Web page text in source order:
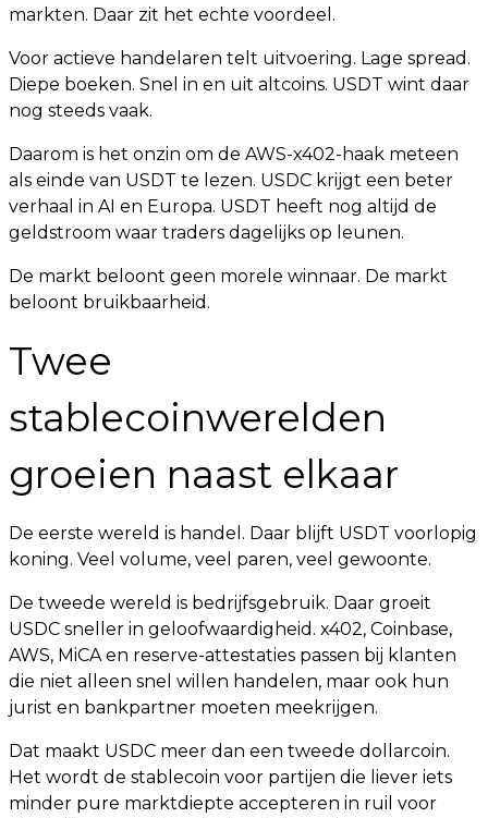
markten. Daar zit het echte voordeel.
Voor actieve handelaren telt uitvoering. Lage spread.
Diepe boeken. Snel in en uit altcoins. USDT wint daar
nog steeds vaak.
Daarom is het onzin om de AWS-x402-haak meteen
als einde van USDT te lezen. USDC krijgt een beter
verhaal in AI en Europa. USDT heeft nog altijd de
geldstroom waar traders dagelijks op leunen.
De markt beloont geen morele winnaar. De markt
beloont bruikbaarheid.
Twee
stablecoinwerelden
groeien naast elkaar
De eerste wereld is handel. Daar blijft USDT voorlopig
koning. Veel volume, veel paren, veel gewoonte.
De tweede wereld is bedrijfsgebruik. Daar groeit
USDC sneller in geloofwaardigheid. x402, Coinbase,
AWS, MiCA en reserve-attestaties passen bij klanten
die niet alleen snel willen handelen, maar ook hun
jurist en bankpartner moeten meekrijgen.
Dat maakt USDC meer dan een tweede dollarcoin.
Het wordt de stablecoin voor partijen die liever iets
minder pure marktdiepte accepteren in ruil voor